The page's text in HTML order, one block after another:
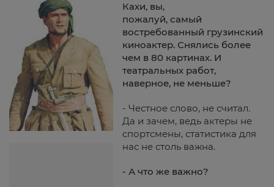
Кахи, вы,
пожалуй, самый
востребованный грузинский
киноактер. Снялись более
чем в 80 картинах. И
театральных работ,
наверное, не меньше?
- Честное слово, не считал.
Да и зачем, ведь актеры не
спортсмены, статистика для
нас не столь важна.
- А что же важно?